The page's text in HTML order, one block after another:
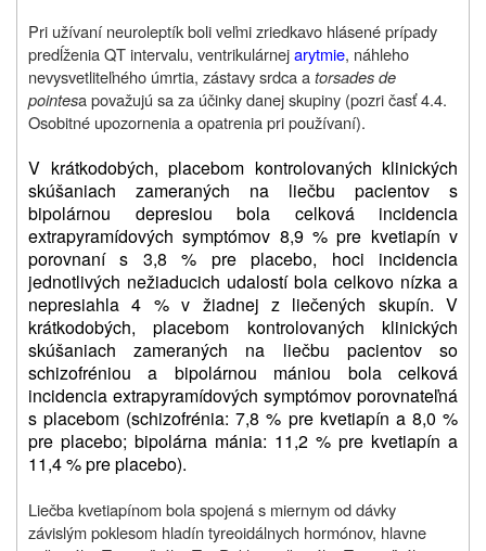
Pri užívaní neuroleptík boli veľmi zriedkavo hlásené prípady
predĺženia QT intervalu, ventrikulárnejarytmie, náhleho
nevysvetliteľného úmrtia, zástavy srdca atorsades de
pointesa považujú sa za účinky danej skupiny (pozri časť 4.4.
Osobitné upozornenia a opatrenia pri používaní).
V krátkodobých, placebom kontrolovaných klinických
skúšaniach zameraných na liečbu pacientov s
bipolárnou depresiou bola celková incidencia
extrapyramídových symptómov 8,9 % pre kvetiapín v
porovnaní s 3,8 % pre placebo, hoci incidencia
jednotlivých nežiaducich udalostí bola celkovo nízka a
nepresiahla 4 % v žiadnej z liečených skupín. V
krátkodobých, placebom kontrolovaných klinických
skúšaniach zameraných na liečbu pacientov so
schizofréniou a bipolárnou mániou bola celková
incidencia extrapyramídových symptómov porovnateľná
s placebom (schizofrénia: 7,8 % pre kvetiapín a 8,0 %
pre placebo; bipolárna mánia: 11,2 % pre kvetiapín a
11,4 % pre placebo).
Liečba kvetiapínom bola spojená s miernym od dávky
závislým poklesom hladín tyreoidálnych hormónov, hlavne